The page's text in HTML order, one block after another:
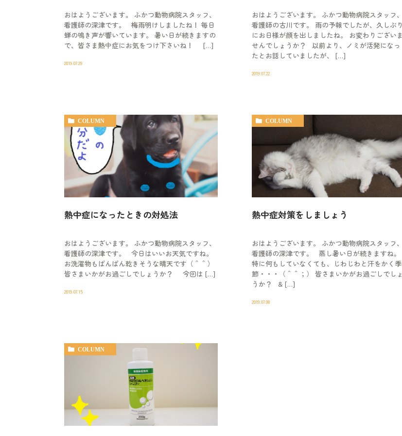
おはようございます。 ふかつ動物病院スタッフ、
看護師の深津です。 梅雨明けしましたね！ 毎日
蝉の鳴き声が響いています。 暑い日が続きますの
で、皆さま熱中症にお気をつけ下さいね！ […]
2019.07.29
おはようございます。 ふかつ動物病院スタッフ、
看護師の古川です。 雨の予報でしたが、久しぶり
にお日様が顔を出しましたね。 お変わりございま
せんでしょうか？ 以前より、ノミが活発になっ
たとお話していましたが、 […]
2019.07.22
COLUMN
熱中症になったときの対処法
おはようございます。 ふかつ動物病院スタッフ、
看護師の深津です。 今日はいいお天気ですね。
お洗濯物もばんばん乾きそうな晴天です（＾＾）
皆さまいかがお過ごしでしょうか？ 今回は […]
2019.07.15
COLUMN
熱中症対策をしましょう
おはようございます。 ふかつ動物病院スタッフ、
看護師の深津です。 蒸し暑い日が続きますね。
特に何もしていなくても、じわじわと汗をかく季
節・・・（＾＾；） 皆さまいかがお過ごしでしょ
うか？ & […]
2019.07.08
COLUMN